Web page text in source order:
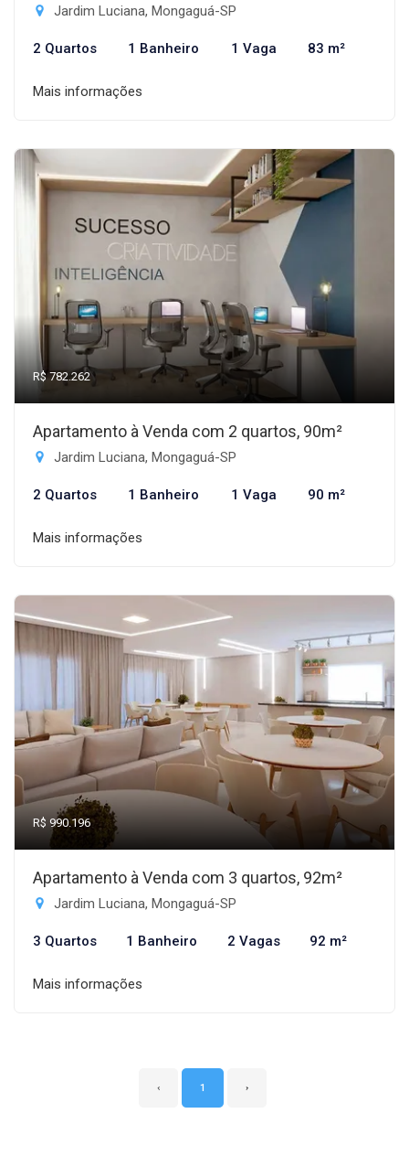
Jardim Luciana, Mongaguá-SP
2 Quartos 1 Banheiro 1 Vaga 83 m²
Mais informações
R$ 782.262
Apartamento à Venda com 2 quartos, 90m²
Jardim Luciana, Mongaguá-SP
2 Quartos 1 Banheiro 1 Vaga 90 m²
Mais informações
R$ 990.196
Apartamento à Venda com 3 quartos, 92m²
Jardim Luciana, Mongaguá-SP
3 Quartos 1 Banheiro 2 Vagas 92 m²
Mais informações
‹ 1 ›